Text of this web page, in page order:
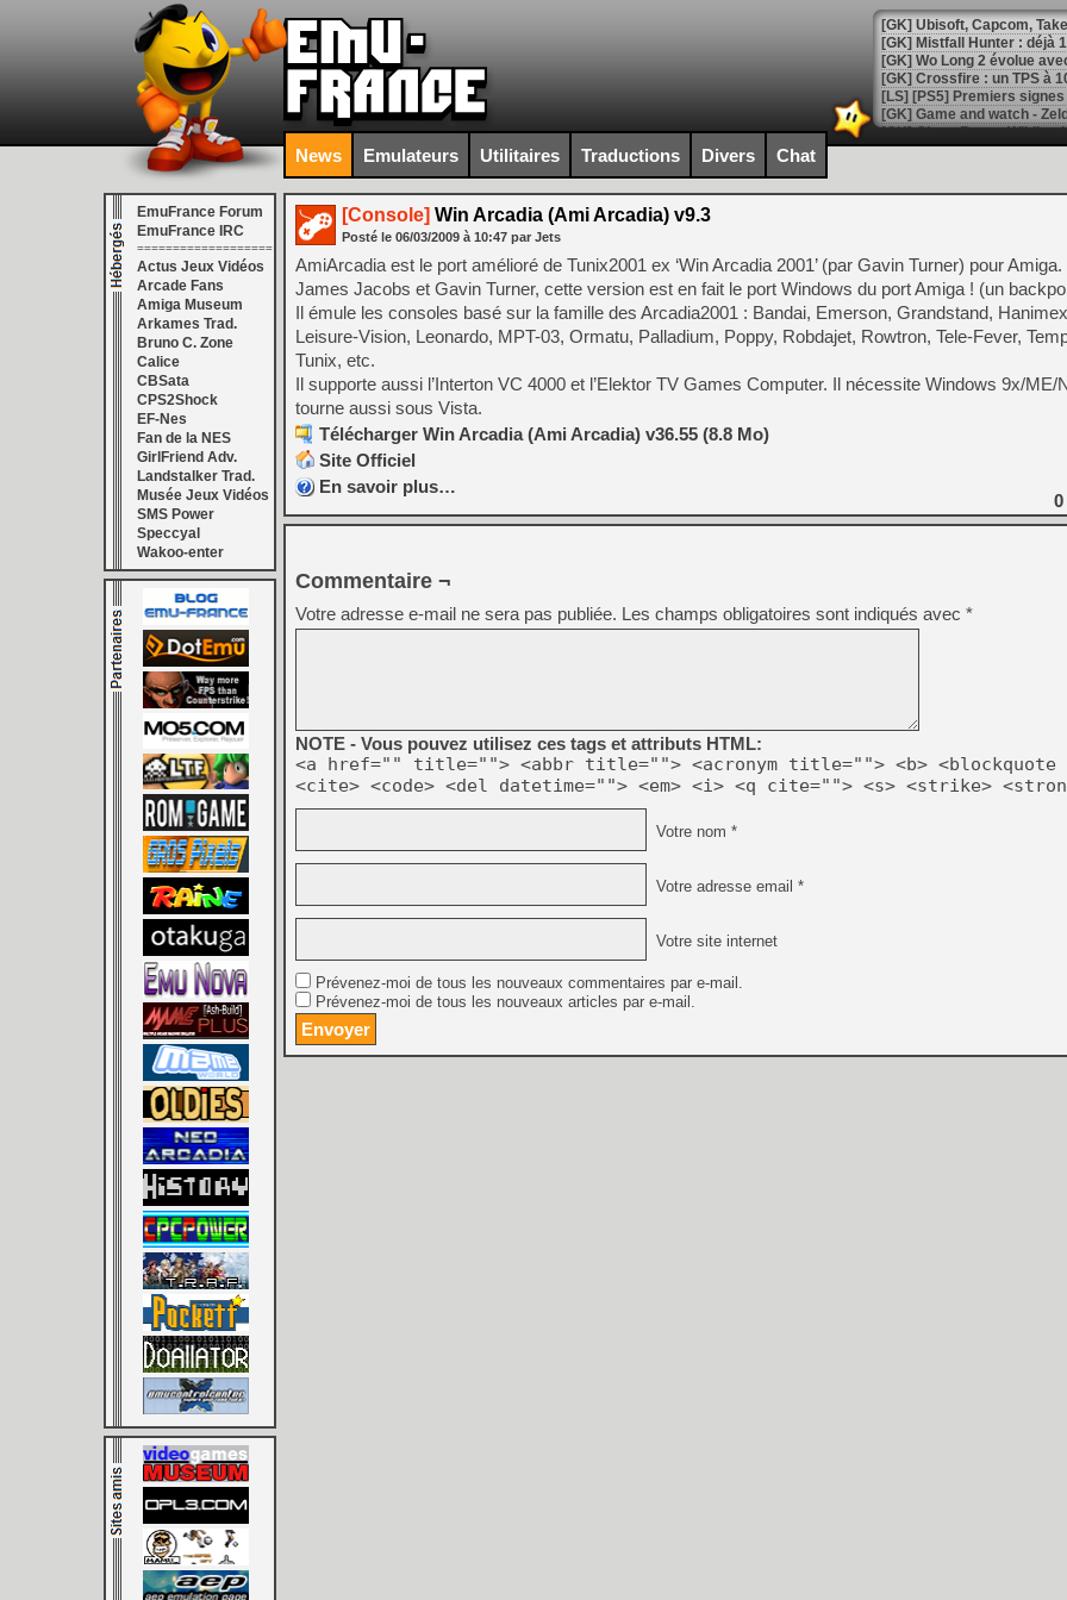
[GK] Mistfall Hunter : déjà
[GK] Wo Long 2 évolue
[GK] Crossfire : un TPS à
[LS] [PS5] Premiers
[Mo5] DOOM arrive en
[GK] Bethesda fête les 30
[GK] Roblox : l'action en
[GK] Agenda - GeForce
[GK] Devolver Digital en a
[LS] [PS5] ps5-y2jb-
[GK] Pourquoi Marvel
[GK] Test : Restory : Chill
[GK] GTA 6 : Rockstar
[GK] Hot Wheels Infinite
[GK] Mémoire cash -
[GK] Résultats Nintendo :
[GK] Déjà des
[Mo5] Brickboy cherche à
[GK] Minecraft et ses «
[GK] Beast of
[GK] Mémoire cash -
[GK] Dan Houser (GTA)
[GK] Comment EA Sports
[GK] Crimson Moon : un
[GK] Isle of Reveries : le
[GK] Moonlighter 2 : The
[GK] Capcom relance
[Mo5] Deux inédits du
News Emulateurs Utilitaires Traductions Divers Chat
EmuFrance Forum
EmuFrance IRC
===================
Actus Jeux Vidéos
Arcade Fans
Amiga Museum
Arkames Trad.
Bruno C. Zone
Calice
CBSata
CPS2Shock
EF-Nes
Fan de la NES
GirlFriend Adv.
Landstalker Trad.
Musée Jeux Vidéos
SMS Power
Speccyal
Wakoo-enter
[Console] Win Arcadia (Ami Arcadia) v9.3
Posté le 06/03/2009 à 10:47 par Jets
AmiArcadia est le port amélioré de Tunix2001 ex ‘Win Arcadia 2001’ (par Gavin Turner) pour
James Jacobs et Gavin Turner, cette version est en fait le port Windows du port Amiga ! (un
Il émule les consoles basé sur la famille des Arcadia2001 : Bandai, Emerson, Grandstand,
Leisure-Vision, Leonardo, MPT-03, Ormatu, Palladium, Poppy, Robdajet, Rowtron, Tele-Fever,
Tunix, etc.
Il supporte aussi l’Interton VC 4000 et l’Elektor TV Games Computer. Il nécessite Windows 9x/ME/
tourne aussi sous Vista.
Télécharger Win Arcadia (Ami Arcadia) v36.55 (8.8 Mo)
Site Officiel
En savoir plus…
0
Commentaire ¬
Votre adresse e-mail ne sera pas publiée. Les champs obligatoires sont indiqués avec *
NOTE - Vous pouvez utilisez ces tags et attributs HTML:
<a href="" title=""> <abbr title=""> <acronym title=""> <b> <blockquote
<cite> <code> <del datetime=""> <em> <i> <q cite=""> <s> <strike>
Votre nom *
Votre adresse email *
Votre site internet
Prévenez-moi de tous les nouveaux commentaires par e-mail.
Prévenez-moi de tous les nouveaux articles par e-mail.